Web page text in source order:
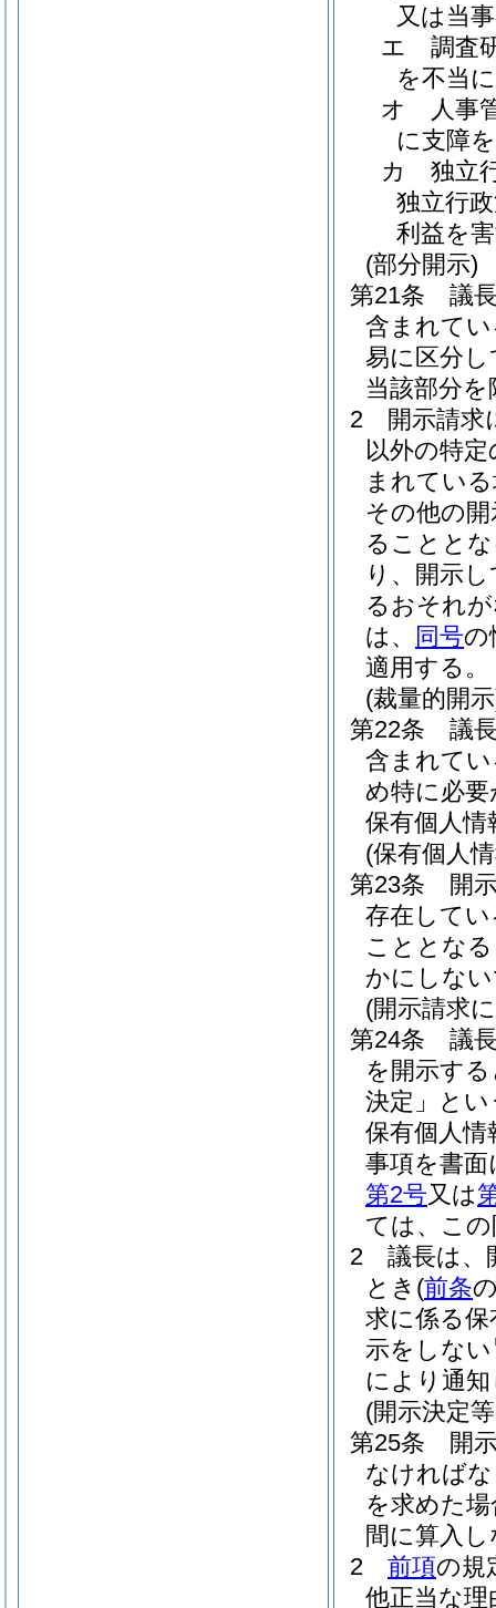
又は当
エ
調査
を不当
オ
人事
に支障
カ
独立
独立行
利益を
(部分開示)
第21条
議
含まれて
易に区分
当該部分
2
開示請求
以外の特
まれてい
その他の
ることと
り、開示
るおそれ
は、
同号の
適用する。
(裁量的開
第22条
議
含まれて
め特に必
保有個人
(保有個人
第23条
開
存在して
こととな
かにしな
(開示請求
第24条
議
を開示す
決定」とい
保有個人
事項を書
第2号又は
ては、こ
2
議長は、
とき (前条
求に係る
示をしな
により通
(開示決定
第25条
開
なければ
を求めた
間に算入
2
前項の規
他正当な